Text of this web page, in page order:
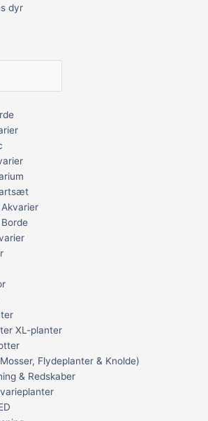
dyr
XL-planter
Flydeplanter & Knolde)
& Redskaber